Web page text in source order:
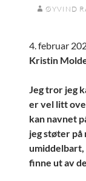
ØYVIND
4. februar
Kristin
Jeg tror jeg
er vel litt
kan navnet
jeg støter på
umiddelbart,
finne ut av